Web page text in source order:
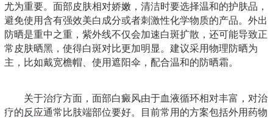
尤为重要。面部皮肤相对娇嫩，清洁时要选择温和的护肤品，
避免使用含有强效美白成分或者刺激性化学物质的产品。外出
防晒是重中之重，紫外线不仅会加速白斑扩散，还可能导致正
常皮肤晒黑，使得白斑对比更加明显。建议采用物理防晒为
主，比如戴宽檐帽、使用遮阳伞，配合温和的防晒霜。
关于治疗方面，面部白癜风由于血液循环相对丰富，对治
疗的反应通常比肢端部位要好。目前常用的方案包括外用药物